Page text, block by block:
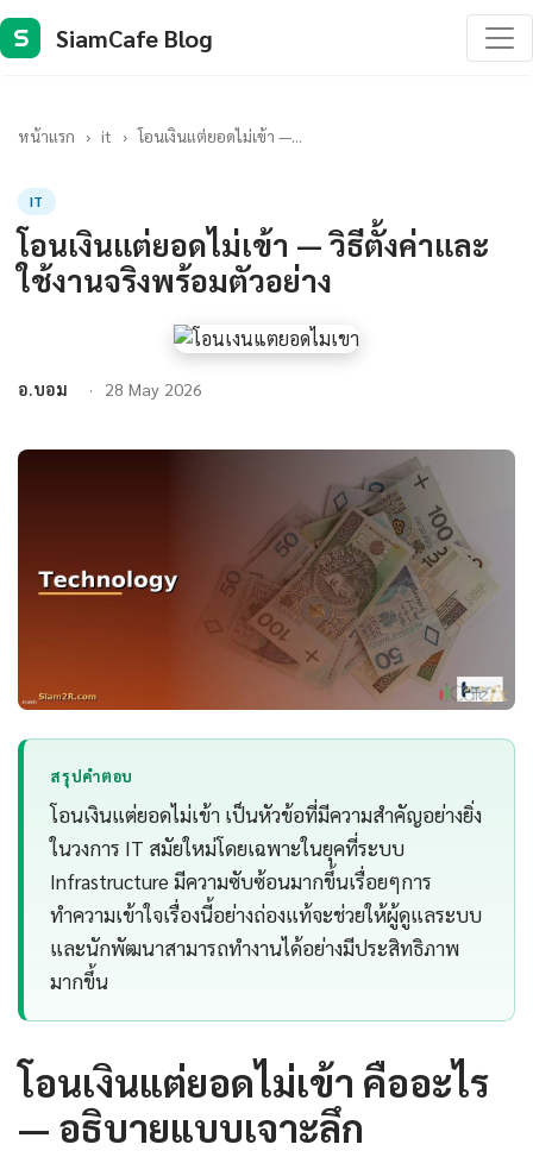
S SiamCafe Blog
หน้าแรก › it › โอนเงินแต่ยอดไม่เข้า —...
IT
โอนเงินแต่ยอดไม่เข้า — วิธีตั้งค่าและ
ใช้งานจริงพร้อมตัวอย่าง
อ.บอม 28 May 2026
สรุปคำตอบ
โอนเงินแต่ยอดไม่เข้า เป็นหัวข้อที่มีความสำคัญอย่างยิ่ง
ในวงการ IT สมัยใหม่โดยเฉพาะในยุคที่ระบบ
Infrastructure มีความซับซ้อนมากขึ้นเรื่อยๆการ
ทำความเข้าใจเรื่องนี้อย่างถ่องแท้จะช่วยให้ผู้ดูแลระบบ
และนักพัฒนาสามารถทำงานได้อย่างมีประสิทธิภาพ
มากขึ้น
โอนเงินแต่ยอดไม่เข้า คืออะไร
— อธิบายแบบเจาะลึก